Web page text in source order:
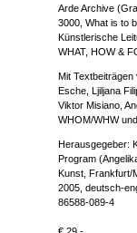
Arde Archive
3000, What is to
Künstlerische
WHAT, HOW &
Mit
Esche, Ljiljana
Viktor Misiano,
WHOM/WHW
Herausgegeber:
Program
Kunst, Frankfurt/
2005, deutsch-
86588-089-4